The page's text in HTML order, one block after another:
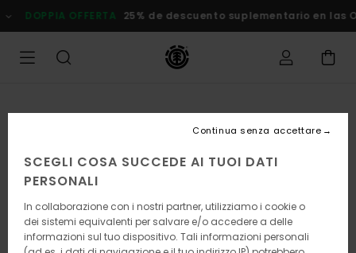
alle
informazioni
prodotto
DOPPIA OFFERTA 25% de descuento suplementario en
SCEGLI COSA SUCCEDE AI TUOI DATI
PERSONALI
In collaborazione con i nostri partner, utilizziamo i cookie o
dei sistemi equivalenti per salvare e/o accedere a delle
informazioni sul tuo dispositivo. Tali informazioni personali
Continua senza accettare